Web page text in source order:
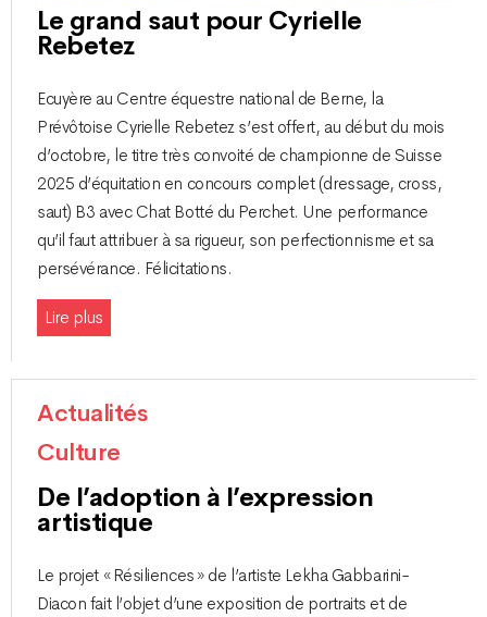
Le grand saut pour Cyrielle
Rebetez
Ecuyère au Centre équestre national de Berne, la
Prévôtoise Cyrielle Rebetez s’est offert, au début du mois
d’octobre, le titre très convoité de championne de Suisse
2025 d’équitation en concours complet (dressage, cross,
saut) B3 avec Chat Botté du Perchet. Une performance
qu’il faut attribuer à sa rigueur, son perfectionnisme et sa
persévérance. Félicitations.
Lire plus
Actualités
Culture
De l’adoption à l’expression
artistique
Le projet « Résiliences » de l’artiste Lekha Gabbarini-
Diacon fait l’objet d’une exposition de portraits et de